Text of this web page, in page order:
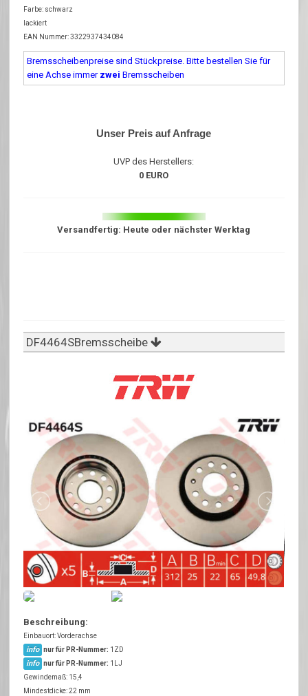
Farbe: schwarz
lackiert
EAN Nummer: 3322937434084
Bremsscheibenpreise sind Stückpreise. Bitte bestellen Sie für
eine Achse immer zwei Bremsscheiben
Unser Preis auf Anfrage
UVP des Herstellers:
0 EURO
Versandfertig: Heute oder nächster Werktag
DF4464SBremsscheibe
Beschreibung:
Einbauort: Vorderachse
info nur für PR-Nummer: 1ZD
info nur für PR-Nummer: 1LJ
Gewindemaß: 15,4
Mindestdicke: 22 mm